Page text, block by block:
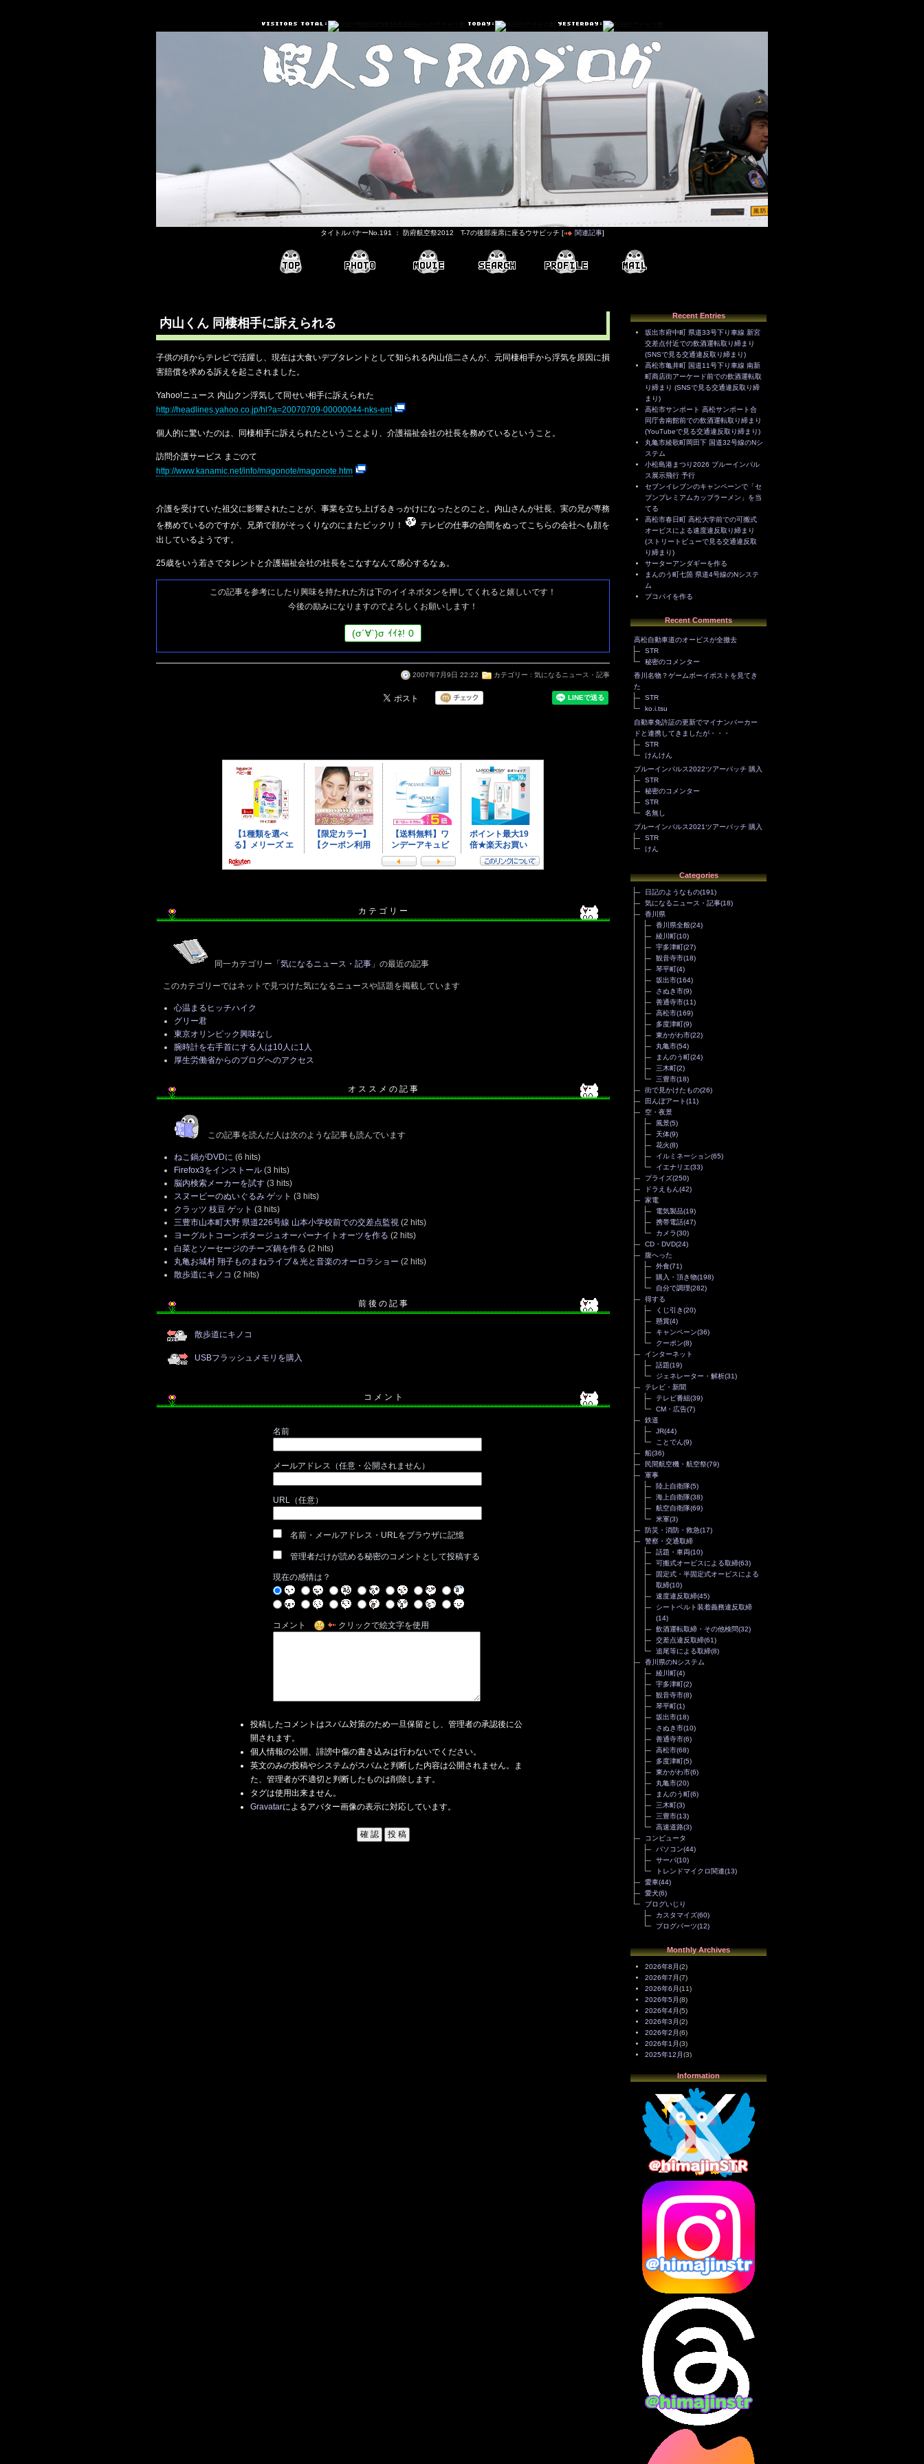
タイトルバナーNo.191 ： 防府航空祭2012 T-7の後部座席に座るウサビッチ [ 関連記事]
内山くん 同棲相手に訴えられる
子供の頃からテレビで活躍し、現在は大食いデブタレントとして知られる内山信二さんが、元同棲相手から浮気を原因に損
害賠償を求める訴えを起こされました。
Yahoo!ニュース 内山クン浮気して同せい相手に訴えられた
http://headlines.yahoo.co.jp/hl?a=20070709-00000044-nks-ent
個人的に驚いたのは、同棲相手に訴えられたということより、介護福祉会社の社長を務めているということ。
訪問介護サービス まごのて
http://www.kanamic.net/info/magonote/magonote.htm
介護を受けていた祖父に影響されたことが、事業を立ち上げるきっかけになったとのこと。内山さんが社長、実の兄が専務
を務めているのですが、兄弟で顔がそっくりなのにまたビックリ！
テレビの仕事の合間をぬってこちらの会社へも顔を
出しているようです。
25歳をいう若さでタレントと介護福祉会社の社長をこなすなんて感心するなぁ。
この記事を参考にしたり興味を持たれた方は下のイイネボタンを押してくれると嬉しいです！
今後の励みになりますのでよろしくお願いします！
(σ´∀`)σ ｲｲﾈ! 0
2007年7月9日 22:22 カテゴリー : 気になるニュース・記事
カ テ ゴ リ ー
同一カテゴリー「 気になるニュース・記事 」の最近の記事
このカテゴリーではネットで見つけた気になるニュースや話題を掲載しています
心温まるヒッチハイク
グリー君
東京オリンピック興味なし
腕時計を右手首にする人は10人に1人
厚生労働省からのブログへのアクセス
オ ス ス メ の 記 事
この記事を読んだ人は次のような記事も読んでいます
ねこ鍋がDVDに (6 hits)
Firefox3をインストール (3 hits)
脳内検索メーカーを試す (3 hits)
スヌーピーのぬいぐるみ ゲット (3 hits)
クラッツ 枝豆 ゲット (3 hits)
三豊市山本町大野 県道226号線 山本小学校前での交差点監視 (2 hits)
ヨーグルトコーンポタージュオーバーナイトオーツを作る (2 hits)
白菜とソーセージのチーズ鍋を作る (2 hits)
丸亀お城村 翔子ものまねライブ＆光と音楽のオーロラショー (2 hits)
散歩道にキノコ (2 hits)
前 後 の 記 事
散歩道にキノコ
USBフラッシュメモリを購入
コ メ ン ト
名前
メールアドレス（任意・公開されません）
URL（任意）
名前・メールアドレス・URLをブラウザに記憶
管理者だけが読める秘密のコメントとして投稿する
現在の感情は？
コメント クリックで絵文字を使用
投稿したコメントはスパム対策のため一旦保留とし、管理者の承認後に公
開されます。
個人情報の公開、誹謗中傷の書き込みは行わないでください。
英文のみの投稿やシステムがスパムと判断した内容は公開されません。ま
た、管理者が不適切と判断したものは削除します。
タグは使用出来ません。
Gravatarによるアバター画像の表示に対応しています。
Recent Entries
坂出市府中町 県道33号下り車線 新宮
交差点付近での飲酒運転取り締まり
(SNSで見る交通違反取り締まり)
高松市亀井町 国道11号下り車線 南新
町商店街アーケード前での飲酒運転取
り締まり (SNSで見る交通違反取り締
まり)
高松市サンポート 高松サンポート合
同庁舎南館前での飲酒運転取り締まり
(YouTubeで見る交通違反取り締まり)
丸亀市綾歌町岡田下 国道32号線のNシ
ステム
小松島港まつり2026 ブルーインパル
ス展示飛行 予行
セブンイレブンのキャンペーンで「セ
ブンプレミアムカップラーメン」を当
てる
高松市春日町 高松大学前での可搬式
オービスによる速度違反取り締まり
(ストリートビューで見る交通違反取
り締まり)
サーターアンダギーを作る
まんのう町七箇 県道4号線のNシステ
ム
ブコパイを作る
Recent Comments
高松自動車道のオービスが全撤去
STR
秘密のコメンター
香川名物？ゲームボーイポストを見てき
た
STR
ko.i.tsu
自動車免許証の更新でマイナンバーカー
ドと連携してきましたが・・・
STR
けんけん
ブルーインパルス2022ツアーパッチ 購入
STR
秘密のコメンター
STR
名無し
ブルーインパルス2021ツアーパッチ 購入
STR
けん
Categories
日記のようなもの(191)
気になるニュース・記事(18)
香川県
香川県全般(24)
綾川町(10)
宇多津町(27)
観音寺市(18)
琴平町(4)
坂出市(164)
さぬき市(9)
善通寺市(11)
高松市(169)
多度津町(9)
東かがわ市(22)
丸亀市(54)
まんのう町(24)
三木町(2)
三豊市(18)
街で見かけたもの(26)
田んぼアート(11)
空・夜景
風景(5)
天体(9)
花火(8)
イルミネーション(65)
イエナリエ(33)
プライズ(250)
ドラえもん(42)
家電
電気製品(19)
携帯電話(47)
カメラ(30)
CD・DVD(24)
腹へった
外食(71)
購入・頂き物(198)
自分で調理(282)
得する
くじ引き(20)
懸賞(4)
キャンペーン(36)
クーポン(8)
インターネット
話題(19)
ジェネレーター・解析(31)
テレビ・新聞
テレビ番組(39)
CM・広告(7)
鉄道
JR(44)
ことでん(9)
船(36)
民間航空機・航空祭(79)
軍事
陸上自衛隊(5)
海上自衛隊(38)
航空自衛隊(69)
米軍(3)
防災・消防・救急(17)
警察・交通取締
話題・車両(10)
可搬式オービスによる取締(63)
固定式・半固定式オービスによる
取締(10)
速度違反取締(45)
シートベルト装着義務違反取締
(14)
飲酒運転取締・その他検問(32)
交差点違反取締(61)
追尾等による取締(8)
香川県のNシステム
綾川町(4)
宇多津町(2)
観音寺市(8)
琴平町(1)
坂出市(18)
さぬき市(10)
善通寺市(6)
高松市(68)
多度津町(5)
東かがわ市(6)
丸亀市(20)
まんのう町(6)
三木町(3)
三豊市(13)
高速道路(3)
コンピュータ
パソコン(44)
サーバ(10)
トレンドマイクロ関連(13)
愛車(44)
愛犬(6)
ブログいじり
カスタマイズ(60)
ブログパーツ(12)
Monthly Archives
2026年8月(2)
2026年7月(7)
2026年6月(11)
2026年5月(8)
2026年4月(5)
2026年3月(2)
2026年2月(6)
2026年1月(3)
2025年12月(3)
2025年10月(3)
2025年8月 (3)
2025年7月(2)
2025年6月(1)
2025年5月
(7)
2025年4月(2)
2025年3月 (8)
2025年2月(10)
2025年1月
2024年12月
2024年11月(13)
2024年10月
2024年9月 (14)
2024年8月 (13)
2024年7月
(7)
2024年6月(10)
2024年5月(12)
2024年4月(15)
2024年3月
2024年1月
2023年12月
2023年11月 (4)
2023年10月
(3)
2023年9月
2023年8月(12)
2023年7月
(14)
2023年6月
2023年5月
(5)
2023年4月(6)
2023年3月
(3)
2023年1月
2022年12月
2022年11月
Information